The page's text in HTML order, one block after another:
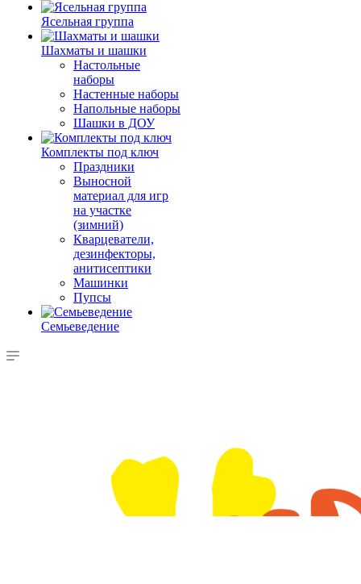
Ясельная группа
Шахматы и шашки
Настольные
наборы
Настенные наборы
Напольные наборы
Шашки в ДОУ
Комплекты под ключ
Праздники
Выносной
материал для игр
на участке
(зимний)
Кварцеватели,
дезинфекторы,
анитисептики
Машинки
Пупсы
Семьеведение